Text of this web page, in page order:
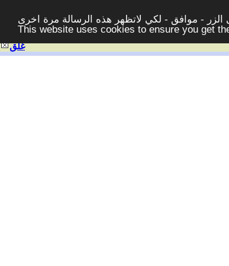
- موافق - لكي لاتظهر هذه الرسالة مرة اخرى -
This website uses cookies to ensure you get
غلق